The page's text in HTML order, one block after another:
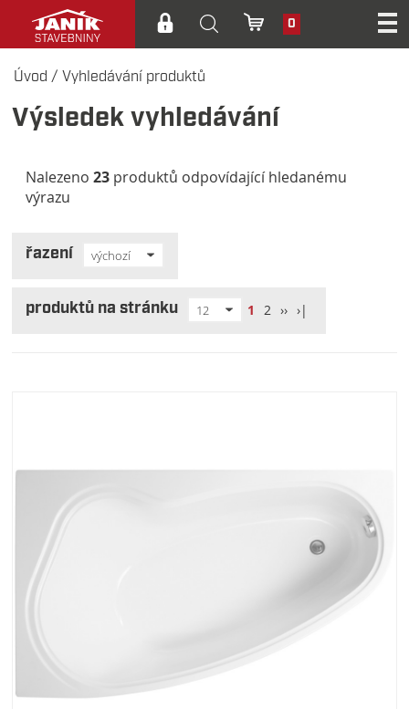
0
Úvod / Vyhledávání produktů
Výsledek vyhledávání
Nalezeno23 produktů odpovídající hledanému
výrazu
řazení výchozí
produktů na stránku 12 1 2 ›› ›|